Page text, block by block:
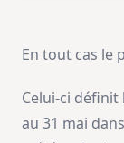
En tout cas le
Celui-ci
au 31 mai